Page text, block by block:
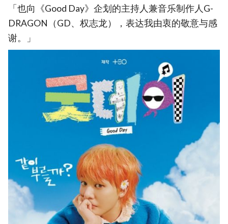
「也向《Good Day》企划的主持人兼音乐制作人G-
DRAGON（GD、权志龙），表达我由衷的敬意与感
谢。」